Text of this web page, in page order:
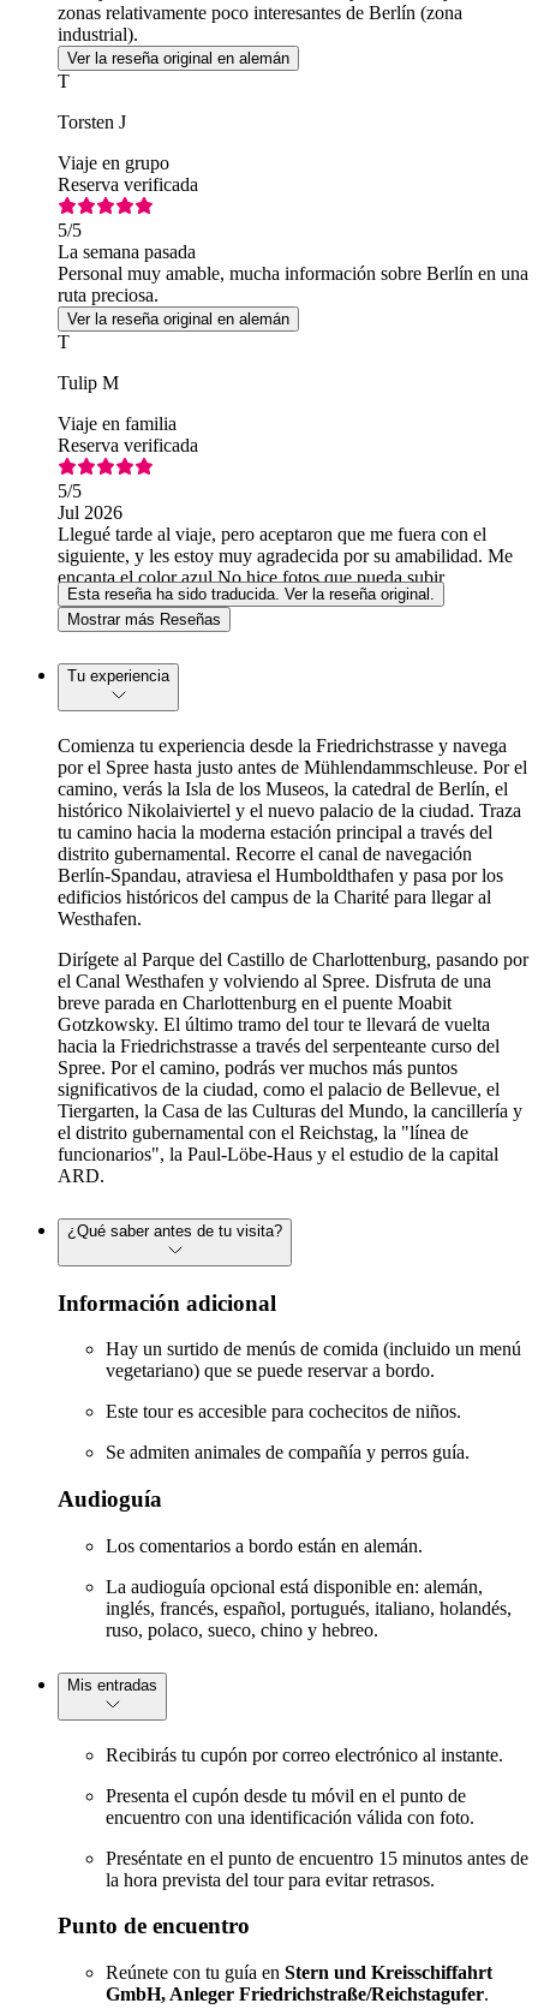
zonas relativamente poco interesantes de Berlín (zona
industrial).
Ver la reseña original en alemán
T
Torsten J
Viaje en grupo
Reserva verificada
5/5
La semana pasada
Personal muy amable, mucha información sobre Berlín en una
ruta preciosa.
Ver la reseña original en alemán
T
Tulip M
Viaje en familia
Reserva verificada
5/5
Jul 2026
Llegué tarde al viaje, pero aceptaron que me fuera con el
siguiente, y les estoy muy agradecida por su amabilidad. Me
encanta el color azul No hice fotos que pueda subir
Esta reseña ha sido traducida. Ver la reseña original.
Mostrar más Reseñas
Tu experiencia
Comienza tu experiencia desde la Friedrichstrasse y navega
por el Spree hasta justo antes de Mühlendammschleuse. Por el
camino, verás la Isla de los Museos, la catedral de Berlín, el
histórico Nikolaiviertel y el nuevo palacio de la ciudad. Traza
tu camino hacia la moderna estación principal a través del
distrito gubernamental. Recorre el canal de navegación
Berlín-Spandau, atraviesa el Humboldthafen y pasa por los
edificios históricos del campus de la Charité para llegar al
Westhafen.
Dirígete al Parque del Castillo de Charlottenburg, pasando por
el Canal Westhafen y volviendo al Spree. Disfruta de una
breve parada en Charlottenburg en el puente Moabit
Gotzkowsky. El último tramo del tour te llevará de vuelta
hacia la Friedrichstrasse a través del serpenteante curso del
Spree. Por el camino, podrás ver muchos más puntos
significativos de la ciudad, como el palacio de Bellevue, el
Tiergarten, la Casa de las Culturas del Mundo, la cancillería y
el distrito gubernamental con el Reichstag, la "línea de
funcionarios", la Paul-Löbe-Haus y el estudio de la capital
ARD.
¿Qué saber antes de tu visita?
Información adicional
Hay un surtido de menús de comida (incluido un menú
vegetariano) que se puede reservar a bordo.
Este tour es accesible para cochecitos de niños.
Se admiten animales de compañía y perros guía.
Audioguía
Los comentarios a bordo están en alemán.
La audioguía opcional está disponible en: alemán,
inglés, francés, español, portugués, italiano, holandés,
ruso, polaco, sueco, chino y hebreo.
Mis entradas
Recibirás tu cupón por correo electrónico al instante.
Presenta el cupón desde tu móvil en el punto de
encuentro con una identificación válida con foto.
Preséntate en el punto de encuentro 15 minutos antes de
la hora prevista del tour para evitar retrasos.
Punto de encuentro
Reúnete con tu guía en Stern und Kreisschiffahrt
GmbH, Anleger Friedrichstraße/Reichstagufer.